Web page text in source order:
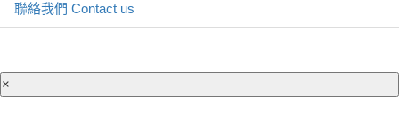
聯絡我們 Contact us
×